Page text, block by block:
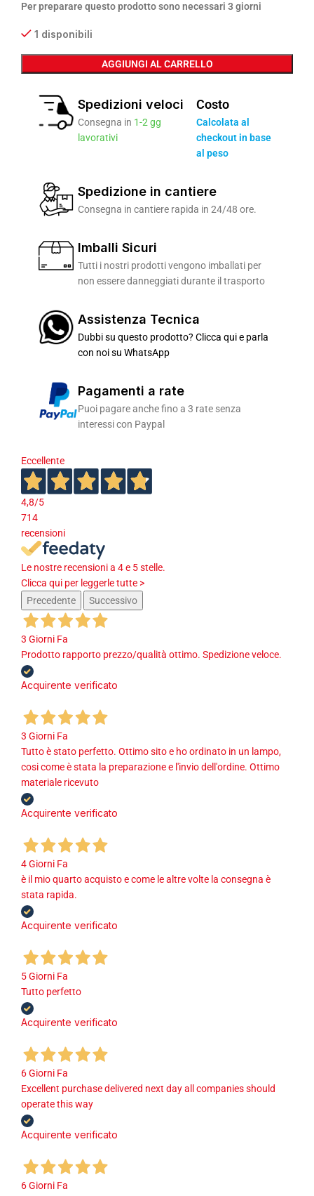
Per preparare questo prodotto sono necessari 3 giorni
1 disponibili
AGGIUNGI AL CARRELLO
Spedizioni veloci
Consegna in 1-2 gg
lavorativi
Costo
Calcolata al
checkout in base
al peso
Spedizione in cantiere
Consegna in cantiere rapida in 24/48 ore.
Imballi Sicuri
Tutti i nostri prodotti vengono imballati per
non essere danneggiati durante il trasporto
Assistenza Tecnica
Dubbi su questo prodotto? Clicca qui e parla
con noi su WhatsApp
Pagamenti a rate
Puoi pagare anche fino a 3 rate senza
interessi con Paypal
Eccellente
4,8/5
714
recensioni
Le nostre recensioni a 4 e 5 stelle.
Clicca qui per leggerle tutte >
Precedente
Successivo
3 Giorni Fa
Prodotto rapporto prezzo/qualità ottimo. Spedizione veloce.
Acquirente verificato
3 Giorni Fa
Tutto è stato perfetto. Ottimo sito e ho ordinato in un lampo,
cosi come è stata la preparazione e l'invio dell'ordine. Ottimo
materiale ricevuto
Acquirente verificato
4 Giorni Fa
è il mio quarto acquisto e come le altre volte la consegna è
stata rapida.
Acquirente verificato
5 Giorni Fa
Tutto perfetto
Acquirente verificato
6 Giorni Fa
Excellent purchase delivered next day all companies should
operate this way
Acquirente verificato
6 Giorni Fa